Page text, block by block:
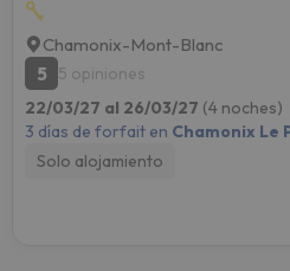
Chamonix-Mont-Blanc
5
5 opiniones
22/03/27 al 26/03/27 (4 noches)
3 días de forfait en Chamonix Le
Solo alojamiento